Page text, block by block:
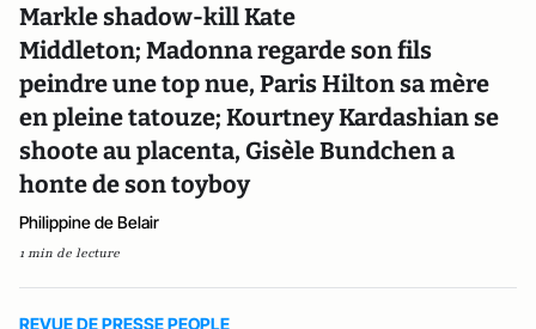
Markle shadow-kill Kate
Middleton; Madonna regarde son fils
peindre une top nue, Paris Hilton sa mère
en pleine tatouze; Kourtney Kardashian se
shoote au placenta, Gisèle Bundchen a
honte de son toyboy
Philippine de Belair
1 min de lecture
REVUE DE PRESSE PEOPLE